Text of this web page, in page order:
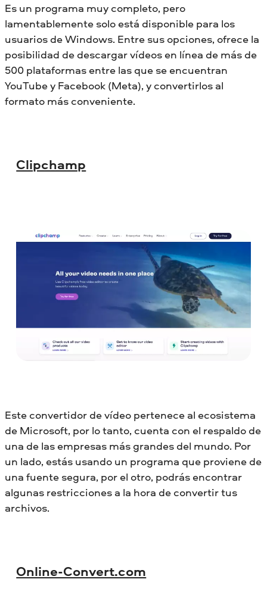
Es un programa muy completo, pero
lamentablemente solo está disponible para los
usuarios de Windows. Entre sus opciones, ofrece la
posibilidad de descargar vídeos en línea de más de
500 plataformas entre las que se encuentran
YouTube y Facebook (Meta), y convertirlos al
formato más conveniente.
Clipchamp
Este convertidor de vídeo pertenece al ecosistema
de Microsoft, por lo tanto, cuenta con el respaldo de
una de las empresas más grandes del mundo. Por
un lado, estás usando un programa que proviene de
una fuente segura, por el otro, podrás encontrar
algunas restricciones a la hora de convertir tus
archivos.
Online-Convert.com